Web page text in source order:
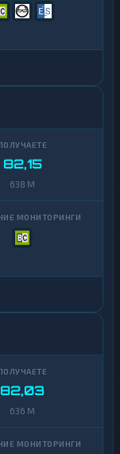
82,15
638 M
82,03
636 M